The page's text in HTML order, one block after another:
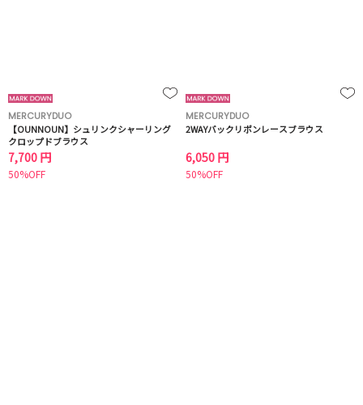
MERCURYDUO
【OUNNOUN】シュリンクシャーリング
クロップドブラウス
7,700 円
50%OFF
MERCURYDUO
2WAYバックリボンレースブラウス
6,050 円
50%OFF